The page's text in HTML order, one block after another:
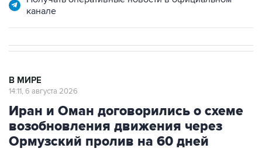
Иран и Оман договорились о схеме
возобновления движения через
Ормузский пролив на 60 дней